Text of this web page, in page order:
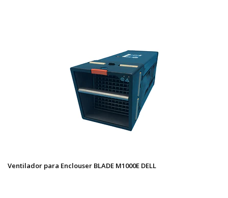
Ventilador para Enclouser BLADE M1000E DELL